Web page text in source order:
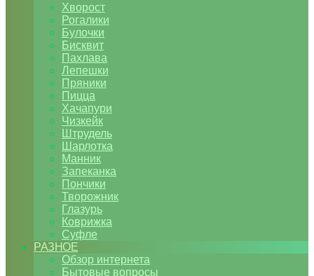
Хворост
Рогалики
Булочки
Бисквит
Пахлава
Лепешки
Пряники
Пицца
Хачапури
Чизкейк
Штрудель
Шарлотка
Манник
Запеканка
Пончики
Творожник
Глазурь
Коврижка
Суфле
РАЗНОЕ
Обзор интернета
Бытовые вопросы